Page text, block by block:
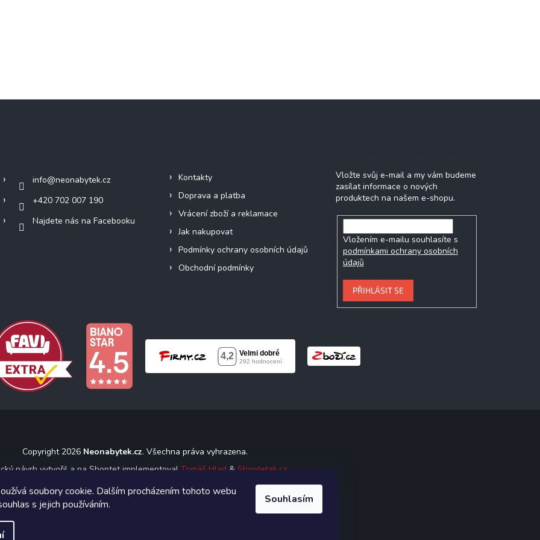
soubory cookie. Dalším procházením tohoto webu
s jejich používáním.
Souhlasím
info@neonabytek.cz
+420 702 007 190
Najdete nás na Facebooku
Kontakty
Doprava a platba
Vrácení zboží a reklamace
Jak nakupovat
Podmínky ochrany osobních údajů
Obchodní podmínky
Vložte svůj e-mail a my vám budeme
zasílat informace o nových
produktech na našem e-shopu.
Vložením e-mailu souhlasíte s
podmínkami ochrany osobních
údajů
PŘIHLÁSIT SE
Copyright 2026 Neonabytek.cz. Všechna práva vyhrazena.
návrh vytvořil a na Shoptet implementoval Tomáš Hlad & Shoptetak.cz.
Vytvořil Shoptet